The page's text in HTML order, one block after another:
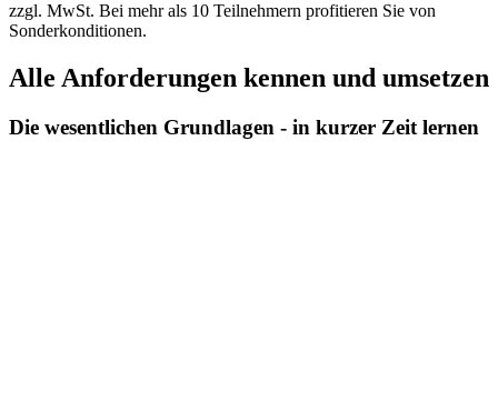
zzgl. MwSt. Bei mehr als 10 Teilnehmern profitieren Sie von
Sonderkonditionen.
Alle Anforderungen kennen und umsetzen
Die wesentlichen Grundlagen - in kurzer Zeit lernen